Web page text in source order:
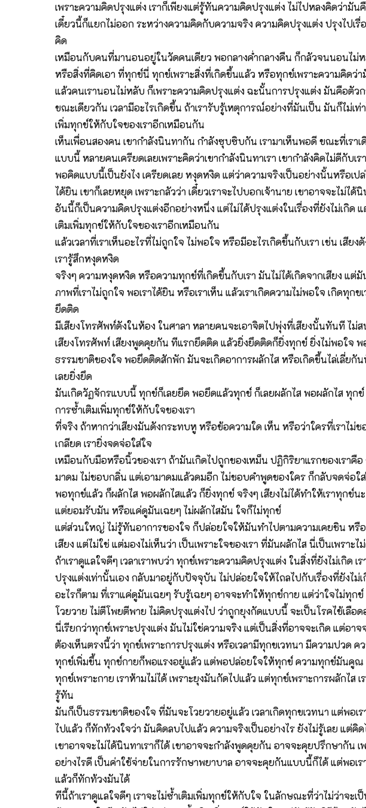
เพราะความคิดปรุงแต่ง เราก็เพียงแต่รู้ทันความคิดปรุงแต่ง ไม่ไปหลงคิดว่ามัน
เดี๋ยวนี้ก็แยกไม่ออก ระหว่างความคิดกับความจริง ความคิดปรุงแต่ง ปรุงไป
คิด
เหมือนกับคนที่มานอนอยู่ในวัดคนเดียว พอกลางค่ำกลางคืน ก็กลัวจนนอนไม่
หรือสิ่งที่คิดเอา ที่ทุกข์นี่ ทุกข์เพราะสิ่งที่เกิดขึ้นแล้ว หรือทุกข์เพราะความคิดว่า
แล้วคนเรานอนไม่หลับ ก็เพราะความคิดปรุงแต่ง ฉะนั้นการปรุงแต่ง มันคือตัว
ขณะเดียวกัน เวลามีอะไรเกิดขึ้น ถ้าเรารับรู้เหตุการณ์อย่างที่มันเป็น มันก็ไม่เ
เพิ่มทุกข์ให้กับใจของเราอีกเหมือนกัน
เห็นเพื่อนสองคน เขากำลังนินทากัน กำลังซุบซิบกัน เรามาเห็นพอดี ขณะที่เร
แบบนี้ หลายคนเครียดเลยเพราะคิดว่าเขากำลังนินทาเรา เขากำลังคิดไม่ดีกับเร
พอคิดแบบนี้เป็นยังไง เครียดเลย หงุดหงิด แต่ว่าความจริงเป็นอย่างนั้นหรือเป
ได้ยิน เขาก็เลยหยุด เพราะกลัวว่า เดี๋ยวเราจะไปบอกเจ้านาย เขาอาจจะไม่ได้
อันนี้ก็เป็นความคิดปรุงแต่งอีกอย่างหนึ่ง แต่ไม่ได้ปรุงแต่งในเรื่องที่ยังไม่เกิ
เติมเพิ่มทุกข์ให้กับใจของเราอีกเหมือนกัน
แล้วเวลาที่เราเห็นอะไรที่ไม่ถูกใจ ไม่พอใจ หรือมีอะไรเกิดขึ้นกับเรา เช่น เ
เรารู้สึกหงุดหงิด
จริงๆ ความหงุดหงิด หรือความทุกข์ที่เกิดขึ้นกับเรา มันไม่ได้เกิดจากเสียง แ
ภาพที่เราไม่ถูกใจ พอเราได้ยิน หรือเราเห็น แล้วเราเกิดความไม่พอใจ เกิด
ยึดติด
มีเสียงโทรศัพท์ดังในห้อง ในศาลา หลายคนจะเอาจิตไปพุ่งที่เสียงนั้นทันที ไม่
เสียงโทรศัพท์ เสียงพูดคุยกัน ทีแรกยึดติด แล้วยิ่งยึดติดก็ยิ่งทุกข์ ยิ่งไม่พอใจ
ธรรมชาติของใจ พอยึดติดสักพัก มันจะเกิดอาการผลักไส หรือเกิดขึ้นไล่เลี่ย
เลยยิ่งยึด
มันเกิดวัฏจักรแบบนี้ ทุกข์ก็เลยยึด พอยึดแล้วทุกข์ ก็เลยผลักไส พอผลักไส ทุก
การซ้ำเติมเพิ่มทุกข์ให้กับใจของเรา
ที่จริง ถ้าหากว่าเสียงมันดังกระทบหู หรือข้อความใด เห็น หรือว่าใครที่เราไม่
เกลียด เรายิ่งจดจ่อใส่ใจ
เหมือนกับมือหรือนิ้วของเรา ถ้ามันเกิดไปถูกของเหม็น ปฏิกิริยาแรกของเราคื
มาดม ไม่ชอบกลิ่น แต่เอามาดมแล้วดมอีก ไม่ชอบคำพูดของใคร ก็กลับจดจ่อใ
พอทุกข์แล้ว ก็ผลักไส พอผลักไสแล้ว ก็ยิ่งทุกข์ จริงๆ เสียงไม่ได้ทำให้เราทุกข์น
แต่ยอมรับมัน หรือแค่ดูมันเฉยๆ ไม่ผลักไสมัน ใจก็ไม่ทุกข์
แต่ส่วนใหญ่ ไม่รู้ทันอาการของใจ ก็ปล่อยใจให้มันทำไปตามความเคยชิน ห
เสียง แต่ไม่ใช่ แต่มองไม่เห็นว่า เป็นเพราะใจของเรา ที่มันผลักไส นี่เป็นเพราะไ
ถ้าเราดูแลใจดีๆ เวลาเราพบว่า ทุกข์เพราะความคิดปรุงแต่ง ในสิ่งที่ยังไม่เกิ
ปรุงแต่งเท่านั้นเอง กลับมาอยู่กับปัจจุบัน ไม่ปล่อยใจให้ไถลไปกับเรื่องที่ยังไม่
อะไรก็ตาม ที่เราแค่ดูมันเฉยๆ รับรู้เฉยๆ อาจจะทำให้ทุกข์กาย แต่ว่าใจไม่ทุ
โวยวาย ไม่ตีโพยตีพาย ไม่คิดปรุงแต่งไป ว่าถูกยุงกัดแบบนี้ จะเป็นโรคไข้เลือ
นี่เรียกว่าทุกข์เพราะปรุงแต่ง มันไม่ใช่ความจริง แต่เป็นสิ่งที่อาจจะเกิด แต่อ
ต้องเห็นตรงนี้ว่า ทุกข์เพราะการปรุงแต่ง หรือเวลามีทุกขเวทนา มีความปวด
ทุกข์เพิ่มขึ้น ทุกข์กายก็พอแรงอยู่แล้ว แต่พอปล่อยใจให้ทุกข์ ความทุกข์มันคู
ทุกข์เพราะกาย เราห้ามไม่ได้ เพราะยุงมันกัดไปแล้ว แต่ทุกข์เพราะการผลัก
รู้ทัน
มันก็เป็นธรรมชาติของใจ ที่มันจะโวยวายอยู่แล้ว เวลาเกิดทุกขเวทนา แต่พ
ไปแล้ว ก็ทักท้วงใจว่า มันคิดลบไปแล้ว ความจริงเป็นอย่างไร ยังไม่รู้เลย แต่คิ
เขาอาจจะไม่ได้นินทาเราก็ได้ เขาอาจจะกำลังพูดคุยกัน อาจจะคุยปรึกษากัน
อย่างไรดี เป็นค่าใช้จ่ายในการรักษาพยาบาล อาจจะคุยกันแบบนี้ก็ได้ แต่พอเร
แล้วก็ทักท้วงมันได้
ทีนี้ถ้าเราดูแลใจดีๆ เราจะไม่ซ้ำเติมเพิ่มทุกข์ให้กับใจ ในลักษณะที่ว่าไม่ว่าจ